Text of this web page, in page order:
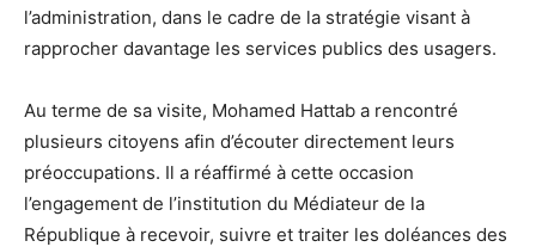
l’administration, dans le cadre de la stratégie visant à
rapprocher davantage les services publics des usagers.
Au terme de sa visite, Mohamed Hattab a rencontré
plusieurs citoyens afin d’écouter directement leurs
préoccupations. Il a réaffirmé à cette occasion
l’engagement de l’institution du Médiateur de la
République à recevoir, suivre et traiter les doléances des